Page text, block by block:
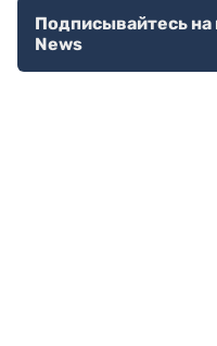
Подписывайтесь на
News